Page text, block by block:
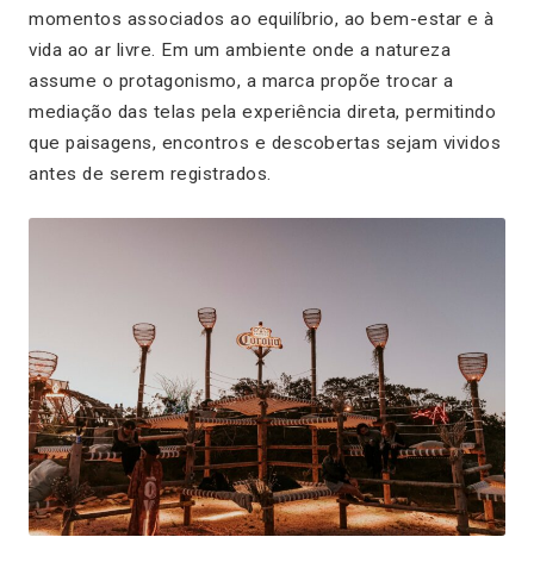
momentos associados ao equilíbrio, ao bem-estar e à
vida ao ar livre. Em um ambiente onde a natureza
assume o protagonismo, a marca propõe trocar a
mediação das telas pela experiência direta, permitindo
que paisagens, encontros e descobertas sejam vividos
antes de serem registrados.